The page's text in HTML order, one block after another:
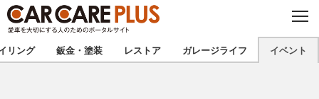
C
O
S
E
★カーケアプラス認定★ 厳選プロショップを地域から探す
リング 鈑金・塗装 レストア ガレージライフ イベント